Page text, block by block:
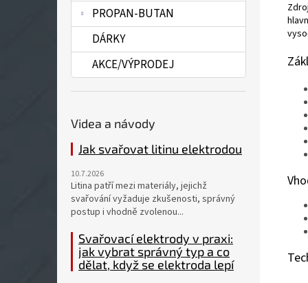
PROPAN-BUTAN
DÁRKY
AKCE/VÝPRODEJ
Videa a návody
Jak svařovat litinu elektrodou
10.7.2026
Litina patří mezi materiály, jejichž
svařování vyžaduje zkušenosti, správný
postup i vhodně zvolenou...
Svařovací elektrody v praxi:
jak vybrat správný typ a co
dělat, když se elektroda lepí